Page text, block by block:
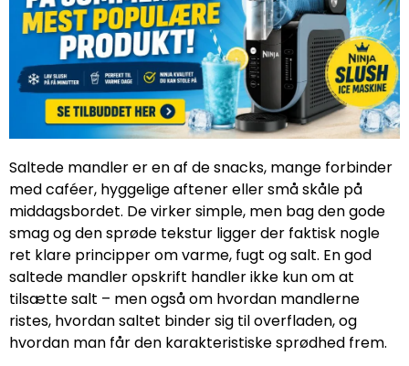
Saltede mandler er en af de snacks, mange forbinder
med caféer, hyggelige aftener eller små skåle på
middagsbordet. De virker simple, men bag den gode
smag og den sprøde tekstur ligger der faktisk nogle
ret klare principper om varme, fugt og salt. En god
saltede mandler opskrift handler ikke kun om at
tilsætte salt – men også om hvordan mandlerne
ristes, hvordan saltet binder sig til overfladen, og
hvordan man får den karakteristiske sprødhed frem.